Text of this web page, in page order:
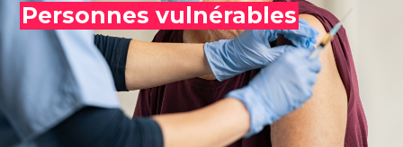
Personnes vulnérables